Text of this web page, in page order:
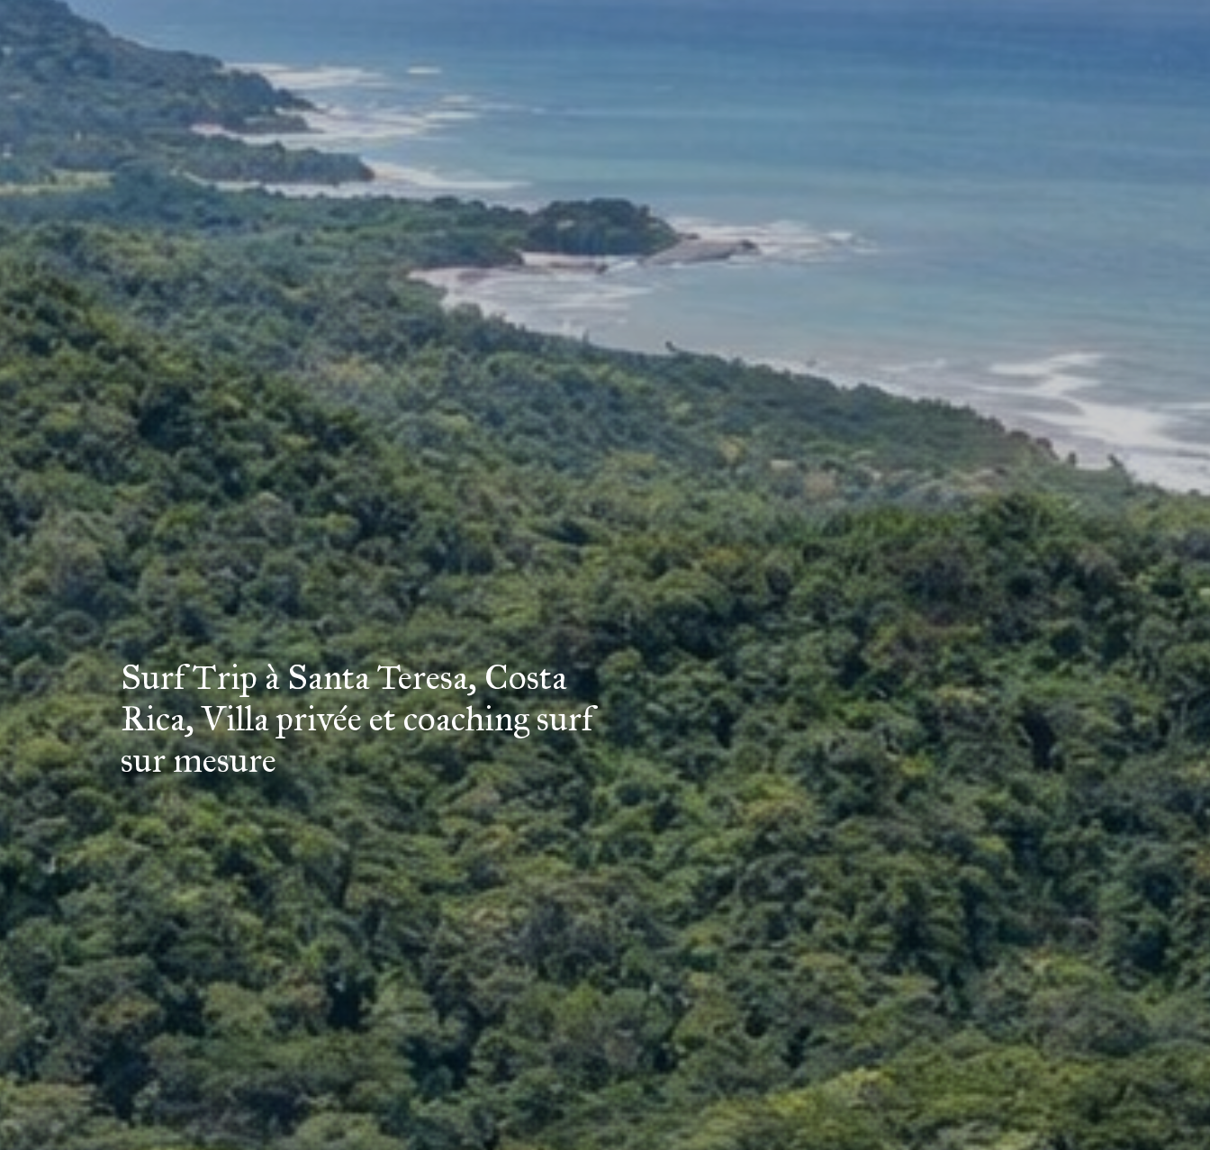
Surf Trip à Santa Teresa, Costa
Rica, Villa privée et coaching surf
sur mesure